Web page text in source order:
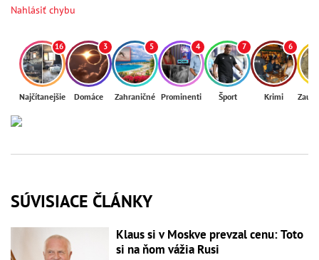
Nahlásiť chybu
16
Najčítanejšie
3
Domáce
5
Zahraničné
4
Prominenti
7
Šport
6
Krimi
SÚVISIACE ČLÁNKY
Klaus si v Moskve prevzal cenu: Toto
si na ňom vážia Rusi